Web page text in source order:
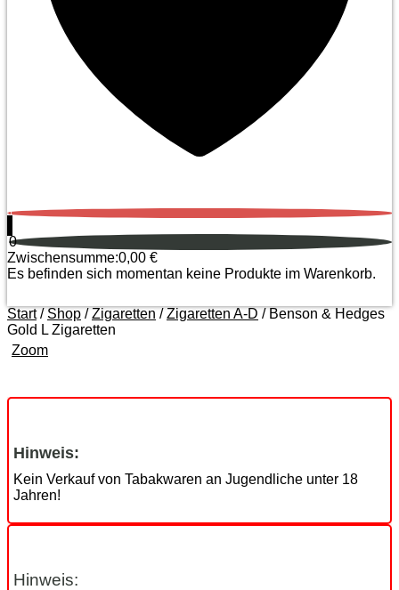
0
0
Zwischensumme:0,00 €
Es befinden sich momentan keine Produkte im Warenkorb.
Start/ Shop /Zigaretten /Zigaretten A-D / Benson & Hedges
Gold L Zigaretten
Zoom
Hinweis:
Kein Verkauf von Tabakwaren an Jugendliche unter 18
Jahren!
Hinweis: